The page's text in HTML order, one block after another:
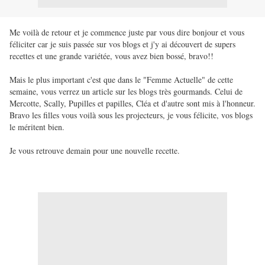
Me voilà de retour et je commence juste par vous dire bonjour et vous
féliciter car je suis passée sur vos blogs et j'y ai découvert de supers
recettes et une grande variétée, vous avez bien bossé, bravo!!
Mais le plus important c'est que dans le "Femme Actuelle" de cette
semaine, vous verrez un article sur les blogs très gourmands. Celui de
Mercotte, Scally, Pupilles et papilles, Cléa et d'autre sont mis à l'honneur.
Bravo les filles vous voilà sous les projecteurs, je vous félicite, vos blogs
le méritent bien.
Je vous retrouve demain pour une nouvelle recette.